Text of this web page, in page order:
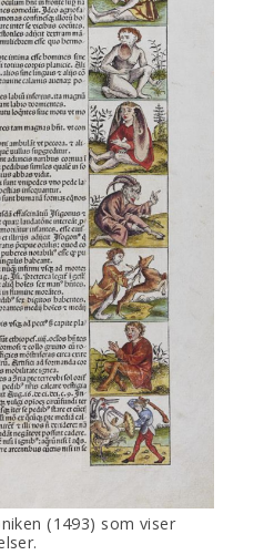
(1493) som viser